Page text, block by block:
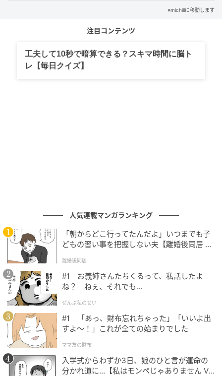
今回は、ダイソーで見つけた『非常用トイレ（吸水シ
ートタイプ）』をご紹介します。
michill
この非常用トイレは、100均でもよく見かけるドライ
ブ用ではなく、洋式トイレに設置して使用するタイプ
の商品です。災害時に水が使えなくなったときに、自
※michillに移動します
注目コンテンツ
工夫して10秒で暗算できる？スキマ時間に脳ト
レ【毎日クイズ】
人気連載マンガランキング
「朝からどこ行ってたんだよ」いつまでも子
どもの習い事を把握しない夫【離婚後同居 Vo
離婚後同居
#1 お義姉さんたちくるって、私話したよ
ね？ ねぇ、それでも…
ぜんぶ私のせい
#1 「あっ、財布忘れちゃった」「いいよ出
すよ〜！」これが全ての始まりでした
ママ友の財布
入学式からわずか3日、娘のひと言が運命の
分かれ道に…【私はモンペじゃありません Vo